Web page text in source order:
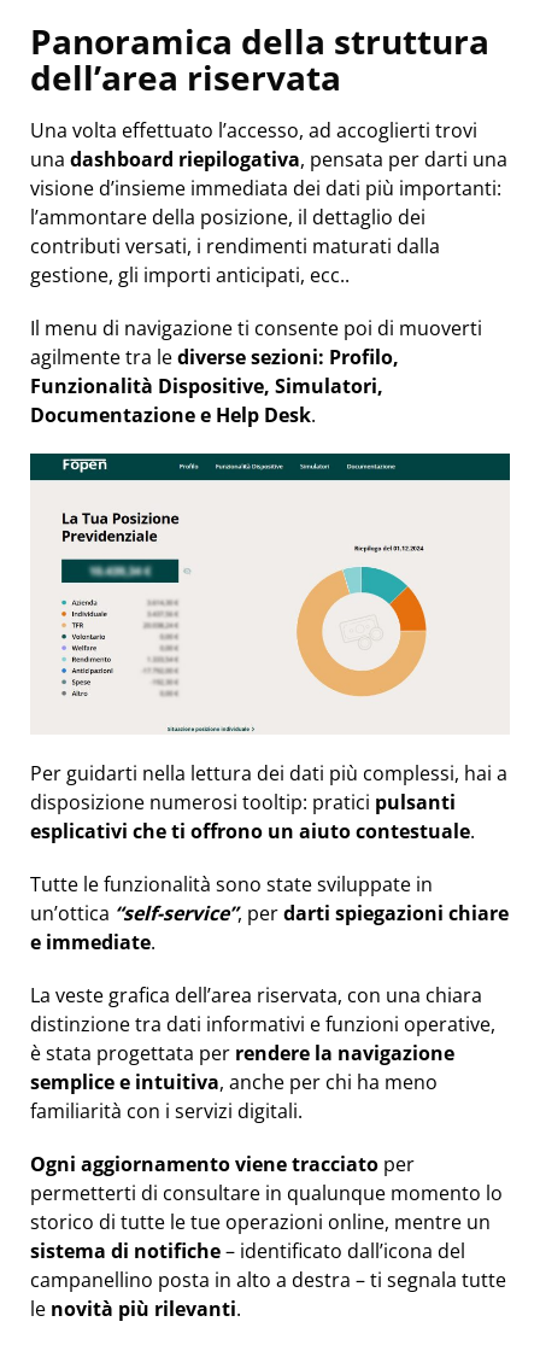
Panoramica della struttura
dell’area riservata
Una volta effettuato l’accesso, ad accoglierti trovi
una dashboard riepilogativa, pensata per darti una
visione d’insieme immediata dei dati più importanti:
l’ammontare della posizione, il dettaglio dei
contributi versati, i rendimenti maturati dalla
gestione, gli importi anticipati, ecc..
Il menu di navigazione ti consente poi di muoverti
agilmente tra lediverse sezioni: Profilo,
Funzionalità Dispositive, Simulatori,
Documentazione e Help Desk.
Per guidarti nella lettura dei dati più complessi, hai a
disposizione numerosi tooltip: pratici pulsanti
esplicativi che ti offrono un aiuto contestuale.
Tutte le funzionalità sono state sviluppate in
un’ottica “self-service”, perdarti spiegazioni chiare
e immediate.
La veste grafica dell’area riservata, con una chiara
distinzione tra dati informativi e funzioni operative,
è stata progettata per rendere la navigazione
semplice e intuitiva, anche per chi ha meno
familiarità con i servizi digitali.
Ogni aggiornamento viene tracciato per
permetterti di consultare in qualunque momento lo
storico di tutte le tue operazioni online, mentre un
sistema di notifiche– identificato dall’icona del
campanellino posta in alto a destra – ti segnala tutte
le novità più rilevanti.